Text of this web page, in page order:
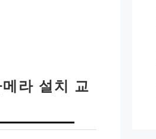
라 설치 교